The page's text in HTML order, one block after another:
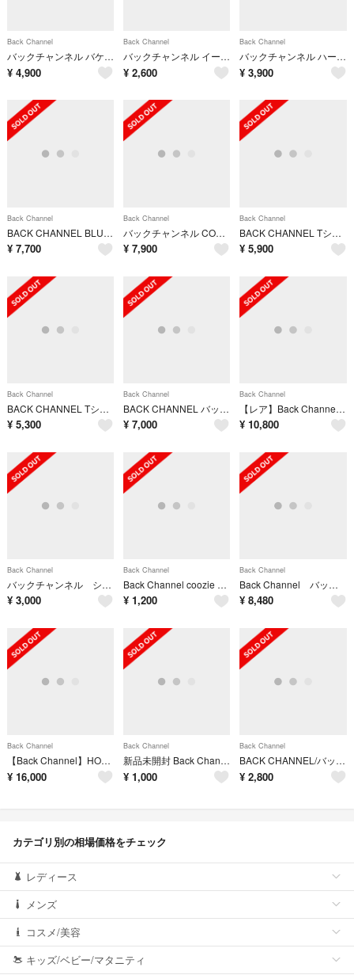
Back Channel
バックチャンネル バケットハット バケハ カモフラ 迷彩柄 帽子 緑 /MM
¥ 4,900
Back Channel
バックチャンネル イージーパンツ テーパード ベルト M 黒 ブラック /EE
¥ 2,600
Back Channel
バックチャンネル ハーフパンツ イージー BKCNL刺繍 M 緑 グリーン
¥ 3,900
Back Channel
BACK CHANNEL BLUNT LABEL RING SILVER925 サイズ19号 箱有
¥ 7,700
Back Channel
バックチャンネル CORDURA FATIGUE PANTS カーゴパンツ M
¥ 7,900
Back Channel
BACK CHANNEL Tシャツ カットソー 長袖 M 白
¥ 5,900
Back Channel
BACK CHANNEL Tシャツ カットソー 長袖 M 紺
¥ 5,300
Back Channel
BACK CHANNEL バック チャンネル スウェット L カーキ 【古着】【中古】
¥ 7,000
Back Channel
【レア】Back Channel FELIPE PANTONE パーカー XL
¥ 10,800
Back Channel
バックチャンネル ショルダーバックとレザー手袋
¥ 3,000
Back Channel
Back Channel coozie バックチャンネル クージーカップ カモ✨
¥ 1,200
Back Channel
Back Channel バックチャンネル 2WAY ドラムバッグ カモフラ柄
¥ 8,480
Back Channel
【Back Channel】HOODED FIELD JACKET
¥ 16,000
Back Channel
新品未開封 Back Channel 2009F/W カタログ
¥ 1,000
Back Channel
BACK CHANNEL/バックチャンネル メッシュハンチング:M
¥ 2,800
カテゴリ別の相場価格をチェック
レディース
メンズ
コスメ/美容
キッズ/ベビー/マタニティ